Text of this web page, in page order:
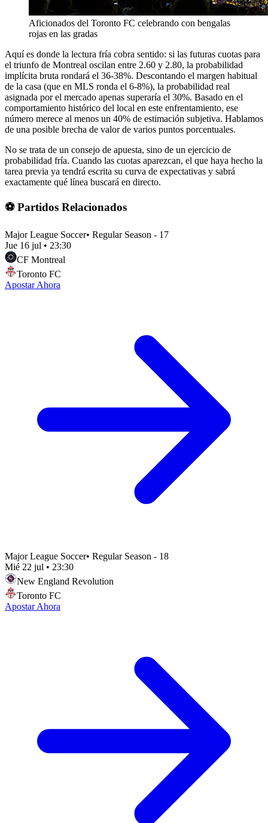
Aficionados del Toronto FC celebrando con bengalas
rojas en las gradas
Aquí es donde la lectura fría cobra sentido: si las futuras cuotas para
el triunfo de Montreal oscilan entre 2.60 y 2.80, la probabilidad
implícita bruta rondará el 36-38%. Descontando el margen habitual
de la casa (que en MLS ronda el 6-8%), la probabilidad real
asignada por el mercado apenas superaría el 30%. Basado en el
comportamiento histórico del local en este enfrentamiento, ese
número merece al menos un 40% de estimación subjetiva. Hablamos
de una posible brecha de valor de varios puntos porcentuales.
No se trata de un consejo de apuesta, sino de un ejercicio de
probabilidad fría. Cuando las cuotas aparezcan, el que haya hecho la
tarea previa ya tendrá escrita su curva de expectativas y sabrá
exactamente qué línea buscará en directo.
⚽ Partidos Relacionados
Major League Soccer• Regular Season - 17
Jue 16 jul • 23:30
CF Montreal
Toronto FC
Apostar Ahora
Major League Soccer• Regular Season - 18
Mié 22 jul • 23:30
New England Revolution
Toronto FC
Apostar Ahora